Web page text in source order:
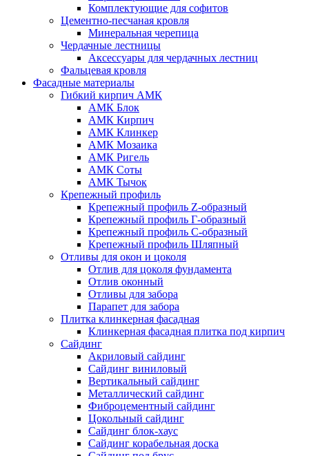
Комплектующие для софитов
Цементно-песчаная кровля
Минеральная черепица
Чердачные лестницы
Аксессуары для чердачных лестниц
Фальцевая кровля
Фасадные материалы
Гибкий кирпич АМК
АМК Блок
АМК Кирпич
АМК Клинкер
АМК Мозаика
АМК Ригель
АМК Соты
АМК Тычок
Крепежный профиль
Крепежный профиль Z-образный
Крепежный профиль Г-образный
Крепежный профиль С-образный
Крепежный профиль Шляпный
Отливы для окон и цоколя
Отлив для цоколя фундамента
Отлив оконный
Отливы для забора
Парапет для забора
Плитка клинкерная фасадная
Клинкерная фасадная плитка под кирпич
Сайдинг
Акриловый сайдинг
Сайдинг виниловый
Вертикальный сайдинг
Металлический сайдинг
Фиброцементный сайдинг
Цокольный сайдинг
Сайдинг блок-хаус
Сайдинг корабельная доска